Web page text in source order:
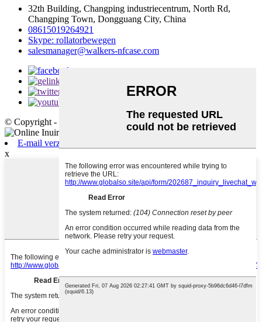
32th Building, Changping industriecentrum, North Rd,
Changping Town, Dongguang City, China
08615019264921
Skype: rollatorbewegen
salesmanager@walkers-nfcase.com
© Copyright - 2010-2021 : Alle rechten voorbehouden.
E-mail verzenden
x